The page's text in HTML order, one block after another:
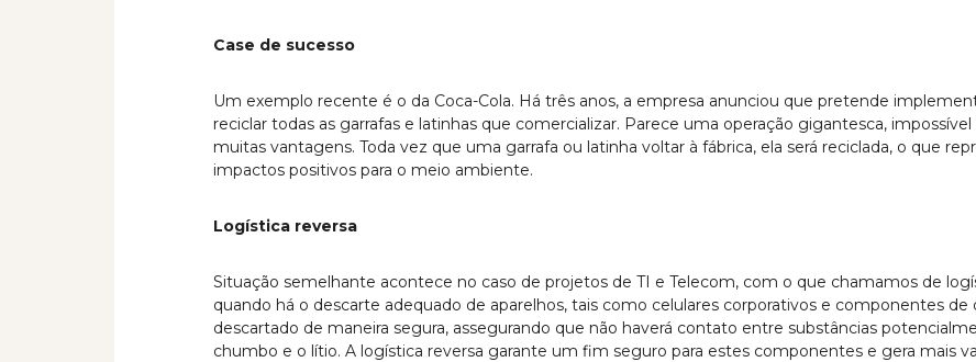
Case de sucesso
Um exemplo recente é o da Coca-Cola. Há três anos, a empresa anunciou que pretende
reciclar todas as garrafas e latinhas que comercializar. Parece uma operação gigantesca,
muitas vantagens. Toda vez que uma garrafa ou latinha voltar à fábrica, ela será reciclada, o que
impactos positivos para o meio ambiente.
Logística reversa
Situação semelhante acontece no caso de projetos de TI e Telecom, com o que chamamos de
quando há o descarte adequado de aparelhos, tais como celulares corporativos e componentes de
descartado de maneira segura, assegurando que não haverá contato entre substâncias
chumbo e o lítio. A logística reversa garante um fim seguro para estes componentes e gera mais